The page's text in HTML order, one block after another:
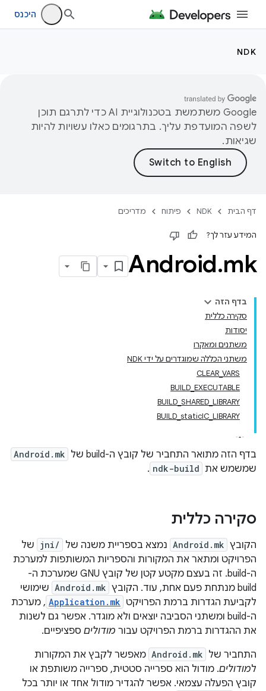
היכנס
NDK
‫Google משתמשת בטכנולוגיית AI כדי לתרגם תוכן
לשפה המועדפת עליך. בתרגומים כאלו עשויות להיות
שגיאות.
דף הבית NDK פיתוח מדריכים
המידע עזר לך?
Android.mk
בדף הזה
סקירה כללית
יסודות
משתנים ומאקרו
משתני הכללה שמוגדרים על ידי NDK
CLEAR_VARS
BUILD_EXECUTABLE
BUILD_SHARED_LIBRARY
BUILD_staticIC_LIBRARY
בדף הזה מתואר התחביר של קובץ ה-build של Android.mk
שמשמש את ndk-build
.
סקירה כללית
הקובץ Android.mk נמצא בספריית משנה של jni/ של
הפרויקט ומתאר את המקורות והספריות המשותפות למערכת
ה-build. זה בעצם מקטע קטן של קובץ GNU שמערכת ה-
build מנתחת פעם אחת, עוד. הקובץ
Android.mk שימושי
לקביעת הגדרות ברמת הפרויקט Application.mk , מערכת
ה-build ומשתני הסביבה יוצאים ולא מוגדר. אפשר גם לשנות
את ההגדרות ברמת הפרויקט עבור מודולים ספציפיים.
התחביר של Android.mk מאפשר לקבץ את המקורות
למודולים. מודול הוא ספרייה סטטית, ספרייה משותפת או
קובץ הפעלה עצמאי. אפשר להגדיר מודול אחד או יותר בכל